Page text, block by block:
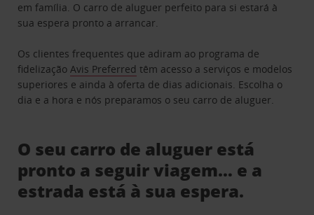
em família. O carro de aluguer perfeito para si estará à
sua espera pronto a arrancar.
Os clientes frequentes que adiram ao programa de
fidelizaçãoAvis Preferred têm acesso a serviços e modelos
superiores e ainda à oferta de dias adicionais. Escolha o
dia e a hora e nós preparamos o seu carro de aluguer.
O seu carro de aluguer está
pronto a seguir viagem… e a
estrada está à sua espera.